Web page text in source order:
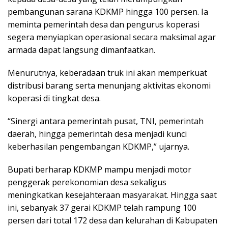
pembangunan sarana KDKMP hingga 100 persen. Ia
meminta pemerintah desa dan pengurus koperasi
segera menyiapkan operasional secara maksimal agar
armada dapat langsung dimanfaatkan.
Menurutnya, keberadaan truk ini akan memperkuat
distribusi barang serta menunjang aktivitas ekonomi
koperasi di tingkat desa.
“Sinergi antara pemerintah pusat, TNI, pemerintah
daerah, hingga pemerintah desa menjadi kunci
keberhasilan pengembangan KDKMP,” ujarnya.
Bupati berharap KDKMP mampu menjadi motor
penggerak perekonomian desa sekaligus
meningkatkan kesejahteraan masyarakat. Hingga saat
ini, sebanyak 37 gerai KDKMP telah rampung 100
persen dari total 172 desa dan kelurahan di Kabupaten